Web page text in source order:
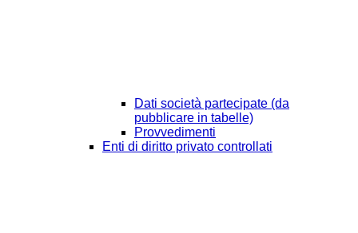
Dati società partecipate (da
pubblicare in tabelle)
Provvedimenti
Enti di diritto privato controllati